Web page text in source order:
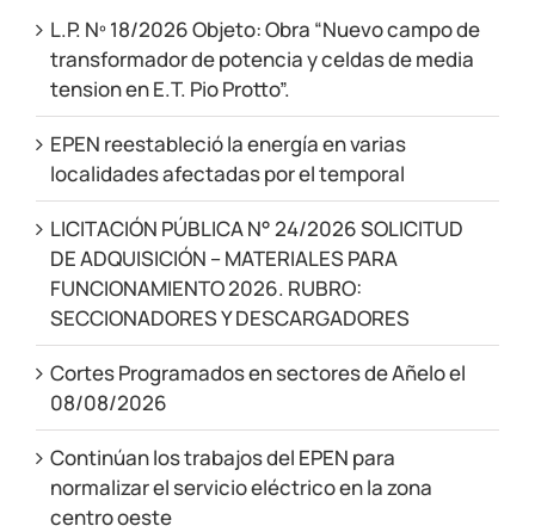
L.P. Nº 18/2026 Objeto: Obra “Nuevo campo de
transformador de potencia y celdas de media
tension en E.T. Pio Protto”.
EPEN reestableció la energía en varias
localidades afectadas por el temporal
LICITACIÓN PÚBLICA N° 24/2026 SOLICITUD
DE ADQUISICIÓN – MATERIALES PARA
FUNCIONAMIENTO 2026. RUBRO:
SECCIONADORES Y DESCARGADORES
Cortes Programados en sectores de Añelo el
08/08/2026
Continúan los trabajos del EPEN para
normalizar el servicio eléctrico en la zona
centro oeste